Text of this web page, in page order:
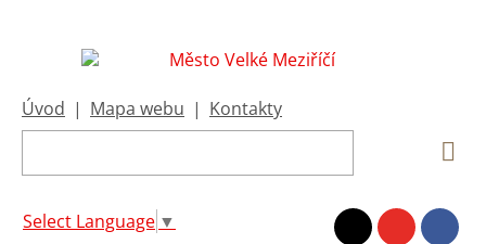
Úvod | Mapa webu | Kontakty
Select Language ▼